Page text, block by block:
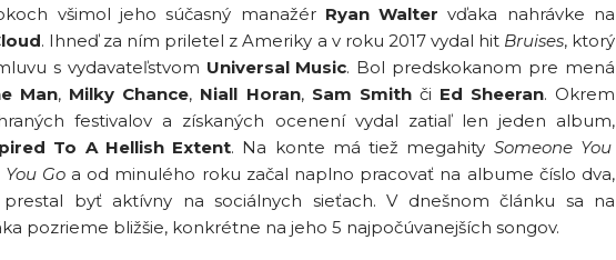
všimol jeho súčasný manažérRyan Walter vďaka nahrávke na
. Ihneď za ním priletel z Ameriky a v roku 2017 vydal hit Bruises, ktorý
s vydavateľstvom Universal Music. Bol predskokanom pre mená
Man, Milky Chance, Niall Horan, Sam Smithči Ed Sheeran. Okrem
festivalov a získaných ocenení vydal zatiaľ len jeden album,
To A Hellish Extent. Na konte má tiež megahity Someone You
Goa od minulého roku začal naplno pracovať na albume číslo dva,
byť aktívny na sociálnych sieťach. V dnešnom článku sa na
pozrieme bližšie, konkrétne na jeho 5 najpočúvanejších songov.